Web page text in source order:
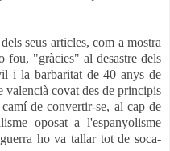
seus articles, com a mostra
fou, "gràcies" al desastre dels
i la barbaritat de 40 anys de
valencià covat des de principis
camíde convertir-se, al cap de
oposat a l'espanyolisme
ho va tallar tot de soca-